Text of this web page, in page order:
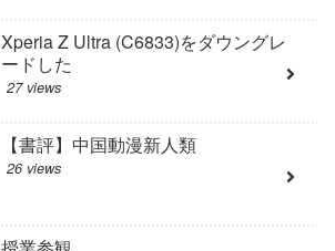
Xperia Z Ultra (C6833)をダウングレ
ードした
27 views
【書評】中国動漫新人類
26 views